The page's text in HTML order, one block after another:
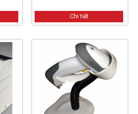
Chi tiết